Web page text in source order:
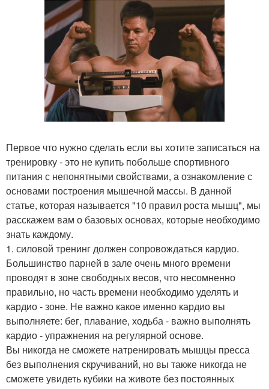
Первое что нужно сделать если вы хотите записаться на
тренировку - это не купить побольше спортивного
питания с непонятными свойствами, а ознакомление с
основами построения мышечной массы. В данной
статье, которая называется "10 правил роста мышц", мы
расскажем вам о базовых основах, которые необходимо
знать каждому.
1. силовой тренинг должен сопровождаться кардио.
Большинство парней в зале очень много времени
проводят в зоне свободных весов, что несомненно
правильно, но часть времени необходимо уделять и
кардио - зоне. Не важно какое именно кардио вы
выполняете: бег, плавание, ходьба - важно выполнять
кардио - упражнения на регулярной основе.
Вы никогда не сможете натренировать мышцы пресса
без выполнения скручиваний, но вы также никогда не
сможете увидеть кубики на животе без постоянных